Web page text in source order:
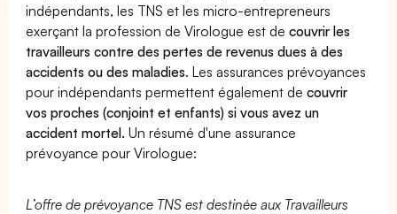
indépendants, les TNS et les micro-entrepreneurs
exerçant la profession de Virologue est decouvrir les
travailleurs contre des pertes de revenus dues à des
accidents ou des maladies. Les assurances prévoyances
pour indépendants permettent également decouvrir
vos proches (conjoint et enfants) si vous avez un
accident mortel. Un résumé d'une assurance
prévoyance pour Virologue:
L’offre de prévoyance TNS est destinée aux Travailleurs